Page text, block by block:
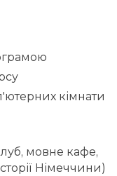
кімнати
мовне кафе,
Німеччини)